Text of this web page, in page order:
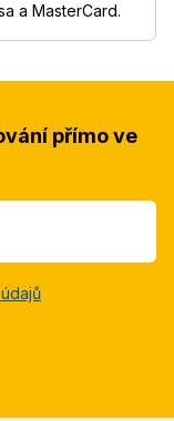
a MasterCard.
přímo ve